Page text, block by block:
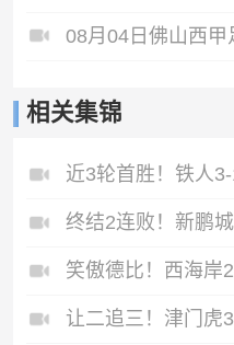
相关集锦